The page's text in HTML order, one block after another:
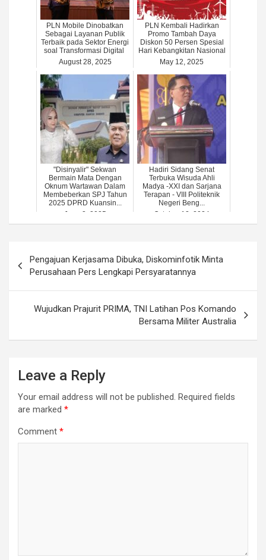
PLN Mobile Dinobatkan
Sebagai Layanan Publik
Terbaik pada Sektor Energi
soal Transformasi Digital
August 28, 2025
PLN Kembali Hadirkan
Promo Tambah Daya
Diskon 50 Persen Spesial
Hari Kebangkitan Nasional
May 12, 2025
"Disinyalir" Sekwan
Bermain Mata Dengan
Oknum Wartawan Dalam
Membeberkan SPJ Tahun
2025 DPRD Kuansin...
June 3, 2025
Hadiri Sidang Senat
Terbuka Wisuda Ahli
Madya -XXI dan Sarjana
Terapan - VIII Politeknik
Negeri Beng...
October 12, 2024
navigation
Pengajuan Kerjasama Dibuka, Diskominfotik Minta
Perusahaan Pers Lengkapi Persyaratannya
Wujudkan Prajurit PRIMA, TNI Latihan Pos Komando
Bersama Militer Australia
Leave a Reply
Your email address will not be published. Required fields
are marked *
Comment *